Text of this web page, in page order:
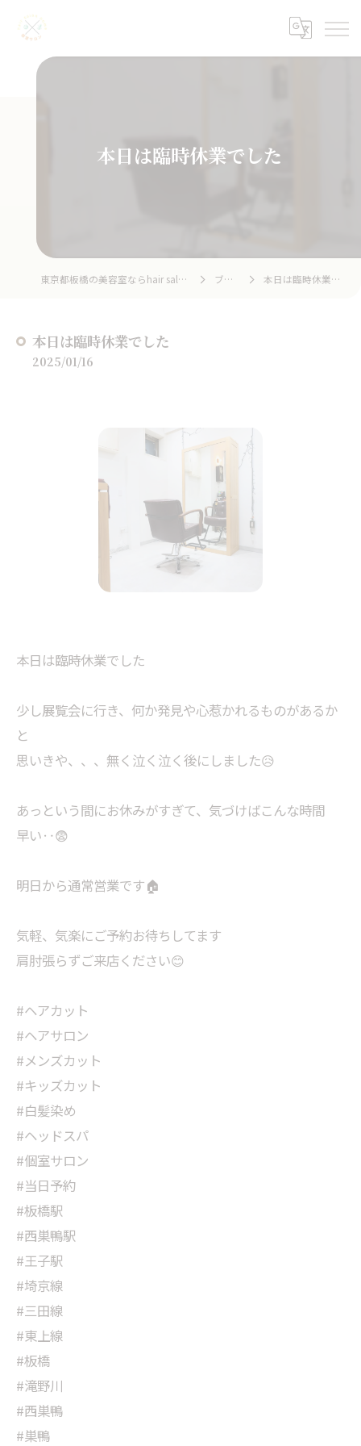
本日は臨時休業でした
東京都板橋の美容室ならhair salon home ブログ 本日は臨時休業でした
本日は臨時休業でした
2025/01/16
本日は臨時休業でした
少し展覧会に行き、何か発見や心惹かれるものがあるか
と
思いきや、、、無く泣く泣く後にしました😥
あっという間にお休みがすぎて、気づけばこんな時間
早い‥😨
明日から通常営業です🏠
気軽、気楽にご予約お待ちしてます
肩肘張らずご来店ください😊
#ヘアカット
#ヘアサロン
#メンズカット
#キッズカット
#白髪染め
#ヘッドスパ
#個室サロン
#当日予約
#板橋駅
#西巣鴨駅
#王子駅
#埼京線
#三田線
#東上線
#板橋
#滝野川
#西巣鴨
#巣鴨